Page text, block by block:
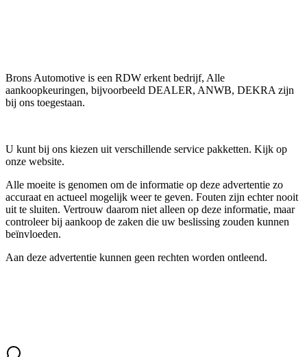
Brons Automotive is een RDW erkent bedrijf, Alle
aankoopkeuringen, bijvoorbeeld DEALER, ANWB, DEKRA zijn
bij ons toegestaan.
U kunt bij ons kiezen uit verschillende service pakketten. Kijk op
onze website.
Alle moeite is genomen om de informatie op deze advertentie zo
accuraat en actueel mogelijk weer te geven. Fouten zijn echter nooit
uit te sluiten. Vertrouw daarom niet alleen op deze informatie, maar
controleer bij aankoop de zaken die uw beslissing zouden kunnen
beïnvloeden.
Aan deze advertentie kunnen geen rechten worden ontleend.